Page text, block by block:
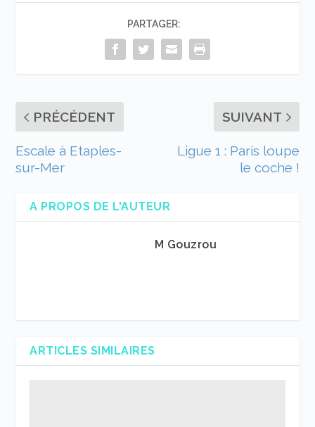
PARTAGER:
PRÉCÉDENT
Escale à Etaples-
sur-Mer
SUIVANT
Ligue 1 : Paris loupe
le coche !
A PROPOS DE L'AUTEUR
M Gouzrou
ARTICLES SIMILAIRES